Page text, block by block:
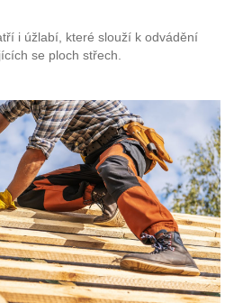
i úžlabí, které slouží k odvádění
se ploch střech.